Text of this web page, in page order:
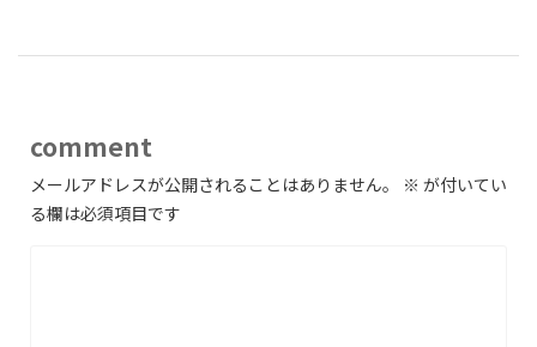
comment
メールアドレスが公開されることはありません。 ※ が付いてい
る欄は必須項目です